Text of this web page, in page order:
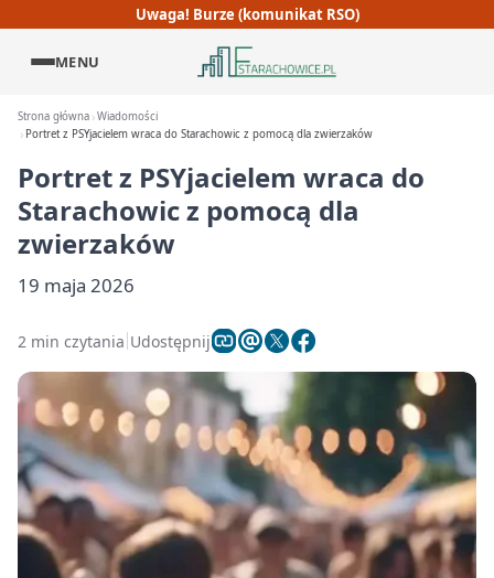
Uwaga! Burze (komunikat RSO)
MENU
Strona główna Wiadomości
Portret z PSYjacielem wraca do Starachowic z pomocą dla zwierzaków
Portret z PSYjacielem wraca do
Starachowic z pomocą dla
zwierzaków
19 maja 2026
2 min czytania Udostępnij